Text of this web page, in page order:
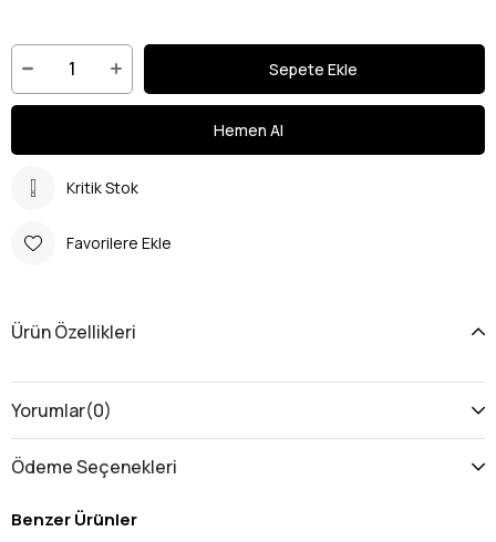
Kritik Stok
Favorilere Ekle
Ürün Özellikleri
Yorumlar(0)
Ödeme Seçenekleri
Benzer Ürünler